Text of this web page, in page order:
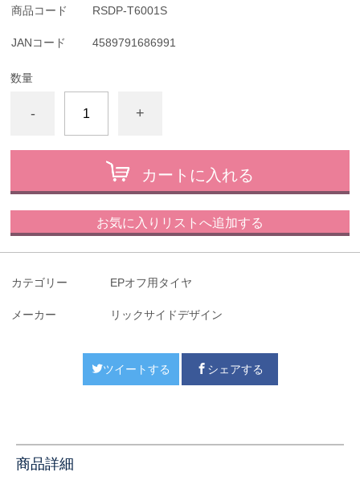
商品コード RSDP-T6001S
JANコード 4589791686991
数量
- +
カートに入れる
お気に入りリストへ追加する
カテゴリー EPオフ用タイヤ
メーカー リックサイドデザイン
ツイートする シェアする
商品詳細